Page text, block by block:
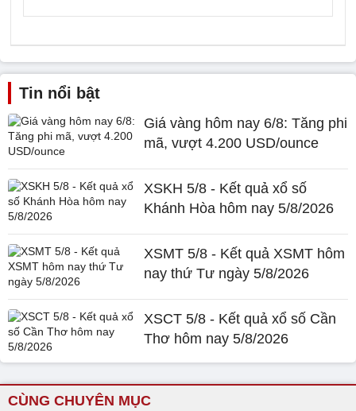
Tin nổi bật
Giá vàng hôm nay 6/8: Tăng phi
mã, vượt 4.200 USD/ounce
XSKH 5/8 - Kết quả xổ số
Khánh Hòa hôm nay 5/8/2026
XSMT 5/8 - Kết quả XSMT hôm
nay thứ Tư ngày 5/8/2026
XSCT 5/8 - Kết quả xổ số Cần
Thơ hôm nay 5/8/2026
CÙNG CHUYÊN MỤC